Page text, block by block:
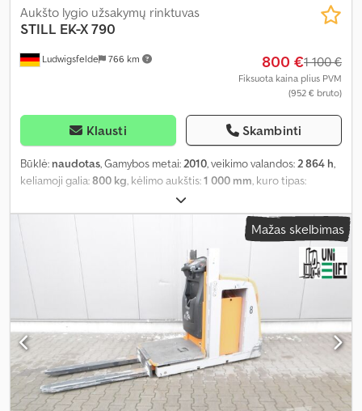
Ludwigsfelde 766 km
Aukšto lygio užsakymų rinktuvas
STILL EK-X 790
800 €1 100 €
Fiksuota kaina plius PVM
(952 € bruto)
Klausti Skambinti
Būklė: naudotas, Gamybos metai:2010, veikimo valandos:2 864 h,
keliamoji galia:800 kg, kėlimo aukštis:1 000 mm, kuro tipas:
2 140 mm
pirmoji registracija:01/2010, didžiausias leistinas svoris:800 kg,
padangos dydis:
Mažas skelbimas